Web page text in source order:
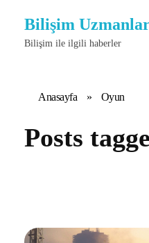
Bilişim
Bilişim ile ilgili haberler
Anasayfa » Oyun
Posts